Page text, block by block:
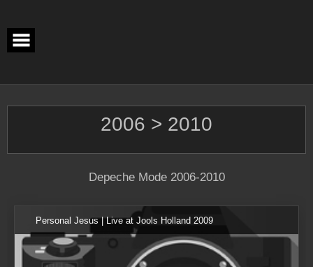
content
2006 > 2010
Depeche Mode 2006-2010
Personal Jesus | Live at Jools Holland 2009